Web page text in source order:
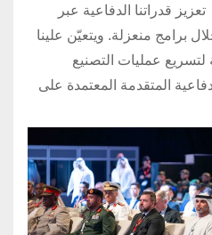
قدراتنا الدفاعية عبر
برامج منعزلة. ويتعيّن علينا
لتسريع عمليات التصنيع
المتقدمة المعتمدة على